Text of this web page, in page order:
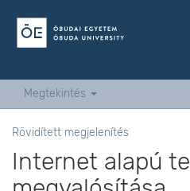
Megtekintés
Rövidített megjelenítés
Internet alapú